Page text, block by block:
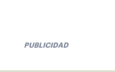
PUBLICIDAD